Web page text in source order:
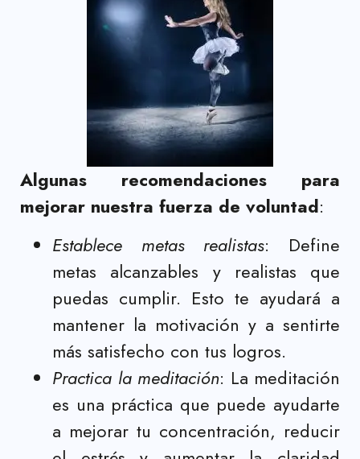
Algunas recomendaciones para
mejorar nuestra fuerza de voluntad:
Establece metas realistas: Define
metas alcanzables y realistas que
puedas cumplir. Esto te ayudará a
mantener la motivación y a sentirte
más satisfecho con tus logros.
Practica la meditación: La meditación
es una práctica que puede ayudarte
a mejorar tu concentración, reducir